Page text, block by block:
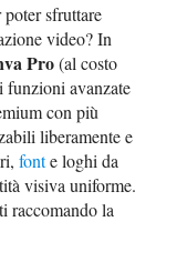
poter sfruttare
video? In
Pro(al costo
funzioni avanzate
con più
liberamente e
fonte loghi da
visiva uniforme.
raccomando la